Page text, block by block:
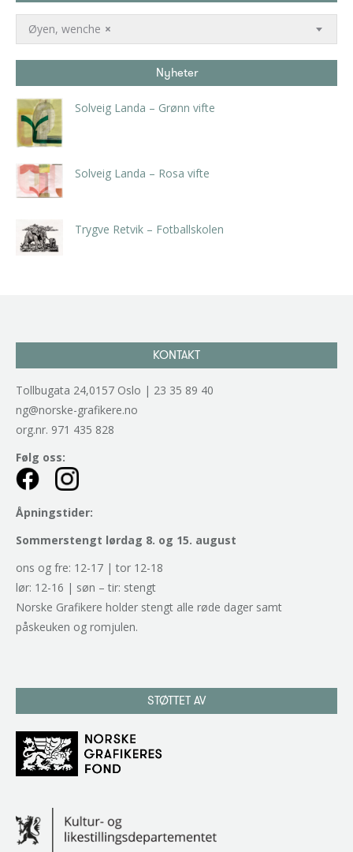
×
Øyen, wenche
Nyheter
Solveig Landa – Grønn vifte
Solveig Landa – Rosa vifte
Trygve Retvik – Fotballskolen
KONTAKT
Tollbugata 24,0157 Oslo | 23 35 89 40
ng@norske-grafikere.no
org.nr. 971 435 828
Følg oss:
Åpningstider:
Sommerstengt lørdag 8. og 15. august
ons og fre: 12-17 | tor 12-18
lør: 12-16 | søn – tir: stengt
Norske Grafikere holder stengt alle røde dager samt
påskeuken og romjulen.
STØTTET AV